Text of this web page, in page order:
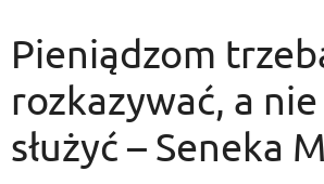
Pieniądzom
rozkazywać, a
służyć – Seneka